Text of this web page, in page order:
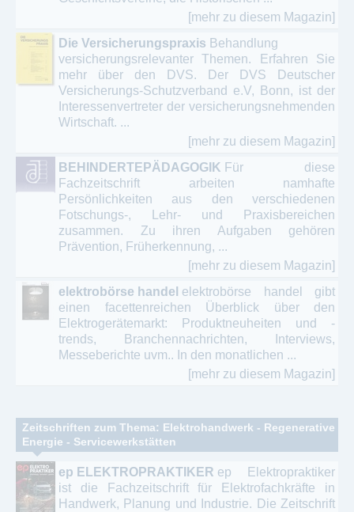
[mehr zu diesem Magazin]
Die Versicherungspraxis Behandlung
versicherungsrelevanter Themen. Erfahren Sie
mehr über den DVS. Der DVS Deutscher
Versicherungs-Schutzverband e.V, Bonn, ist der
Interessenvertreter der versicherungsnehmenden
Wirtschaft. ...
[mehr zu diesem Magazin]
BEHINDERTEPÄDAGOGIK Für diese
Fachzeitschrift arbeiten namhafte
Persönlichkeiten aus den verschiedenen
Fotschungs-, Lehr- und Praxisbereichen
zusammen. Zu ihren Aufgaben gehören
Prävention, Früherkennung, ...
[mehr zu diesem Magazin]
elektrobörse handel elektrobörse handel gibt
einen facettenreichen Überblick über den
Elektrogerätemarkt: Produktneuheiten und -
trends, Branchennachrichten, Interviews,
Messeberichte uvm.. In den monatlichen ...
[mehr zu diesem Magazin]
Zeitschriften zum Thema: Elektrohandwerk - Regenerative
Energie - Servicewerkstätten
ep ELEKTROPRAKTIKER ep Elektropraktiker
ist die Fachzeitschrift für Elektrofachkräfte in
Handwerk, Planung und Industrie. Die Zeitschrift